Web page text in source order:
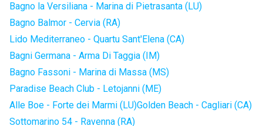
Bagno la Versiliana - Marina di Pietrasanta (LU)
Bagno Balmor - Cervia (RA)
Lido Mediterraneo - Quartu Sant'Elena (CA)
Bagni Germana - Arma Di Taggia (IM)
Bagno Fassoni - Marina di Massa (MS)
Paradise Beach Club - Letojanni (ME)
Alle Boe - Forte dei Marmi (LU)Golden Beach - Cagliari (CA)
Sottomarino 54 - Ravenna (RA)